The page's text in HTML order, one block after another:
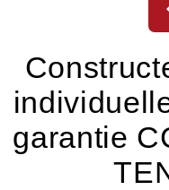
garantie